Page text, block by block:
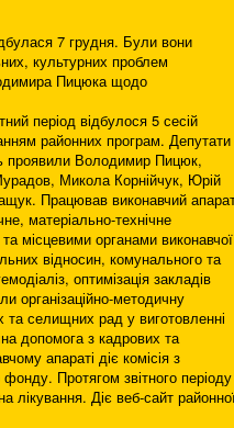
7 грудня. Були вони
культурних проблем
Пицюка щодо
період відбулося 5 сесій
районних програм. Депутати
проявили Володимир Пицюк,
Микола Корнійчук, Юрій
Працював виконавчий
матеріально-технічне
місцевими органами виконавчої
відносин, комунального та
оптимізація закладів
організаційно-методичну
селищних рад у виготовленні
допомога з кадрових та
апараті діє комісія з
Протягом звітного періоду
лікування. Діє веб-сайт